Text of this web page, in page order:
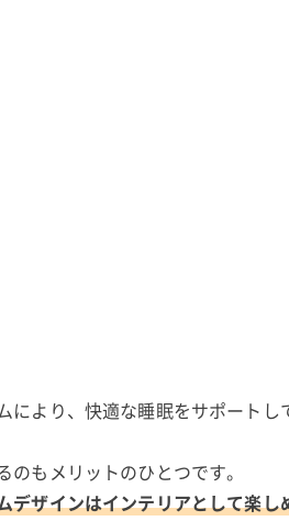
より、快適な睡眠をサポートし
もメリットのひとつです。
デザインはインテリアとして楽し